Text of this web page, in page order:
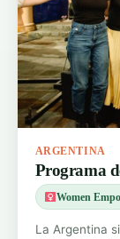
ARGENTINA
Programa
Women
La Argentina